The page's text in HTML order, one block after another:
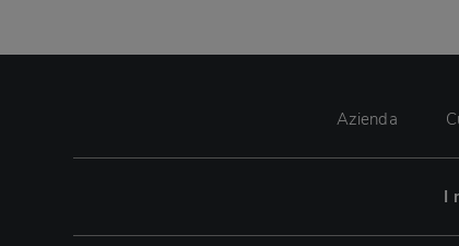
Azienda
I